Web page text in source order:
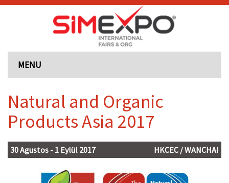
MENU
Natural and Organic
Products Asia 2017
30 Agustos - 1 Eylül 2017 HKCEC / WANCHAI